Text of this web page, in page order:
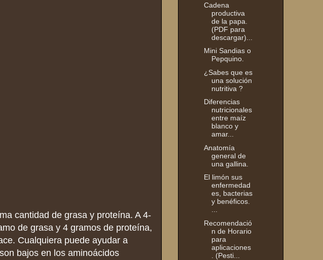
cantidad de grasa y proteína. A 4-
de grasa y 4 gramos de proteína,
Cualquiera puede ayudar a
bajos en los aminoácidos
Cadena
productiva
de la papa.
(PDF para
descargar)...
Mini Sandias o
Pepquino.
¿Sabes que es
una solución
nutritiva ?
Diferencias
nutricionales
entre maíz
blanco y
amar...
Anatomía
general de
una gallina.
El limón sus
enfermedad
es, bacterias
y benéficos.
Recomendació
n de Horario
para
aplicaciones
. (Pesti...